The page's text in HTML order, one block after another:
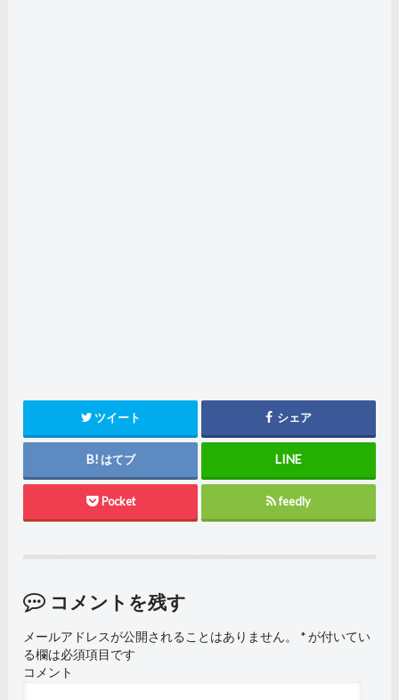
ツイート シェア
はてブ
Pocket feedly
コメントを残す
メールアドレスが公開されることはありません。 *が付いてい
る欄は必須項目です
コメント